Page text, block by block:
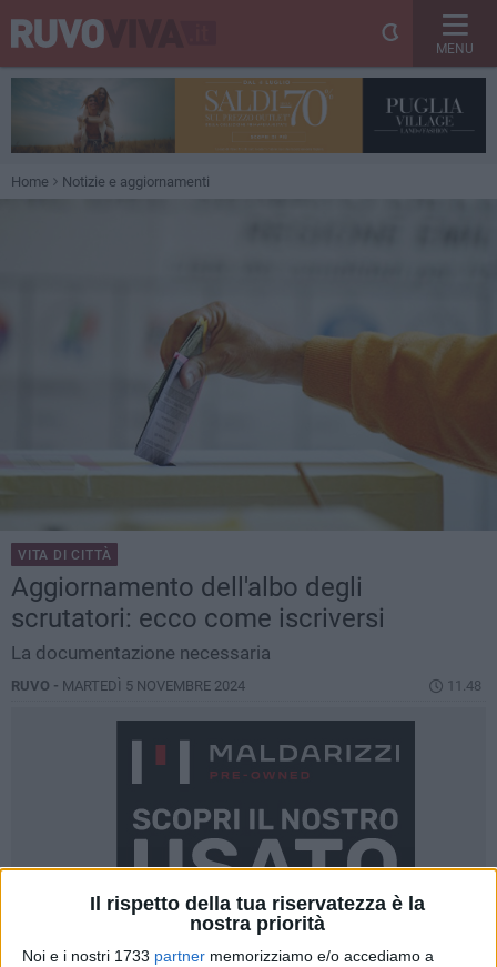
Il rispetto della tua riservatezza è la
nostra priorità
Noi e i nostri 1733 partner memorizziamo e/o accediamo a
MENU
Home Notizie e aggiornamenti
VITA DI CITTÀ
Aggiornamento dell'albo degli
scrutatori: ecco come iscriversi
La documentazione necessaria
RUVO - MARTEDÌ 5 NOVEMBRE 2024 11.48